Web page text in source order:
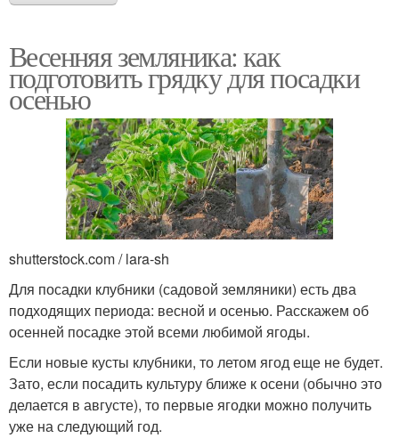
Весенняя земляника: как
подготовить грядку для посадки
осенью
shutterstock.com / lara-sh
Для посадки клубники (садовой земляники) есть два
подходящих периода: весной и осенью. Расскажем об
осенней посадке этой всеми любимой ягоды.
Если новые кусты клубники, то летом ягод еще не будет.
Зато, если посадить культуру ближе к осени (обычно это
делается в августе), то первые ягодки можно получить
уже на следующий год.